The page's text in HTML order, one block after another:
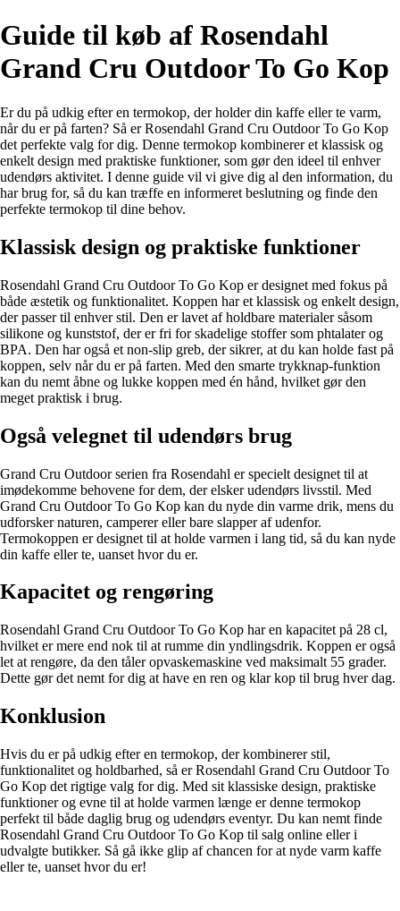
Guide til køb af Rosendahl
Grand Cru Outdoor To Go Kop
Er du på udkig efter en termokop, der holder din kaffe eller te varm,
når du er på farten? Så er Rosendahl Grand Cru Outdoor To Go Kop
det perfekte valg for dig. Denne termokop kombinerer et klassisk og
enkelt design med praktiske funktioner, som gør den ideel til enhver
udendørs aktivitet. I denne guide vil vi give dig al den information, du
har brug for, så du kan træffe en informeret beslutning og finde den
perfekte termokop til dine behov.
Klassisk design og praktiske funktioner
Rosendahl Grand Cru Outdoor To Go Kop er designet med fokus på
både æstetik og funktionalitet. Koppen har et klassisk og enkelt design,
der passer til enhver stil. Den er lavet af holdbare materialer såsom
silikone og kunststof, der er fri for skadelige stoffer som phtalater og
BPA. Den har også et non-slip greb, der sikrer, at du kan holde fast på
koppen, selv når du er på farten. Med den smarte trykknap-funktion
kan du nemt åbne og lukke koppen med én hånd, hvilket gør den
meget praktisk i brug.
Også velegnet til udendørs brug
Grand Cru Outdoor serien fra Rosendahl er specielt designet til at
imødekomme behovene for dem, der elsker udendørs livsstil. Med
Grand Cru Outdoor To Go Kop kan du nyde din varme drik, mens du
udforsker naturen, camperer eller bare slapper af udenfor.
Termokoppen er designet til at holde varmen i lang tid, så du kan nyde
din kaffe eller te, uanset hvor du er.
Kapacitet og rengøring
Rosendahl Grand Cru Outdoor To Go Kop har en kapacitet på 28 cl,
hvilket er mere end nok til at rumme din yndlingsdrik. Koppen er også
let at rengøre, da den tåler opvaskemaskine ved maksimalt 55 grader.
Dette gør det nemt for dig at have en ren og klar kop til brug hver dag.
Konklusion
Hvis du er på udkig efter en termokop, der kombinerer stil,
funktionalitet og holdbarhed, så er Rosendahl Grand Cru Outdoor To
Go Kop det rigtige valg for dig. Med sit klassiske design, praktiske
funktioner og evne til at holde varmen længe er denne termokop
perfekt til både daglig brug og udendørs eventyr. Du kan nemt finde
Rosendahl Grand Cru Outdoor To Go Kop til salg online eller i
udvalgte butikker. Så gå ikke glip af chancen for at nyde varm kaffe
eller te, uanset hvor du er!